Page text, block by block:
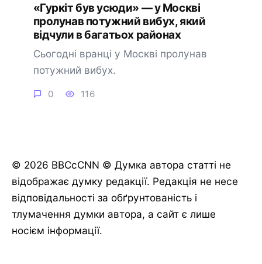
«Гуркіт був усюди» — у Москві
пролунав потужний вибух, який
відчули в багатьох районах
Сьогодні вранці у Москві пролунав
потужний вибух.
0 116
© 2026 BBCcCNN © Думка автора статті не
відображає думку редакції. Редакція не несе
відповідальності за обґрунтованість і
тлумачення думки автора, а сайт є лише
носієм інформації.